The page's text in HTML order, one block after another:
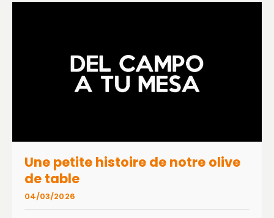
Une petite histoire de notre olive
de table
04/03/2026